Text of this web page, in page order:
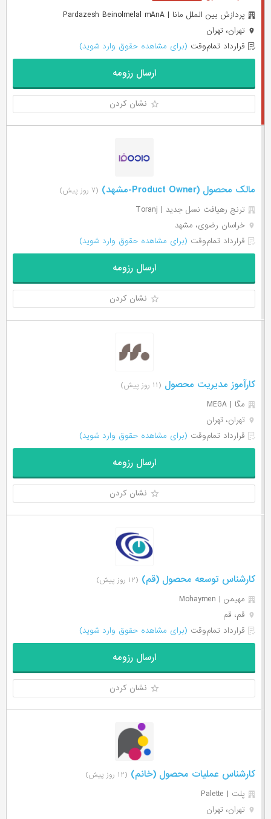
پردازش بین الملل مانا | Pardazesh Beinolmelal mAnA
تهران، تهران
قرارداد تمام‌وقت (برای مشاهده حقوق وارد شوید)
ارسال رزومه
نشان کردن
مالک محصول (Product Owner-مشهد) (۷ روز پیش)
ترنج رهیافت نسل جدید | Toranj
خراسان رضوی، مشهد
قرارداد تمام‌وقت (برای مشاهده حقوق وارد شوید)
ارسال رزومه
نشان کردن
کارآموز مدیریت محصول (۱۱ روز پیش)
مگا | MEGA
تهران، تهران
قرارداد تمام‌وقت (برای مشاهده حقوق وارد شوید)
ارسال رزومه
نشان کردن
کارشناس توسعه محصول (قم) (۱۲ روز پیش)
مهیمن | Mohaymen
قم، قم
قرارداد تمام‌وقت (برای مشاهده حقوق وارد شوید)
ارسال رزومه
نشان کردن
کارشناس عملیات محصول (خانم) (۱۲ روز پیش)
پلت | Palette
تهران، تهران